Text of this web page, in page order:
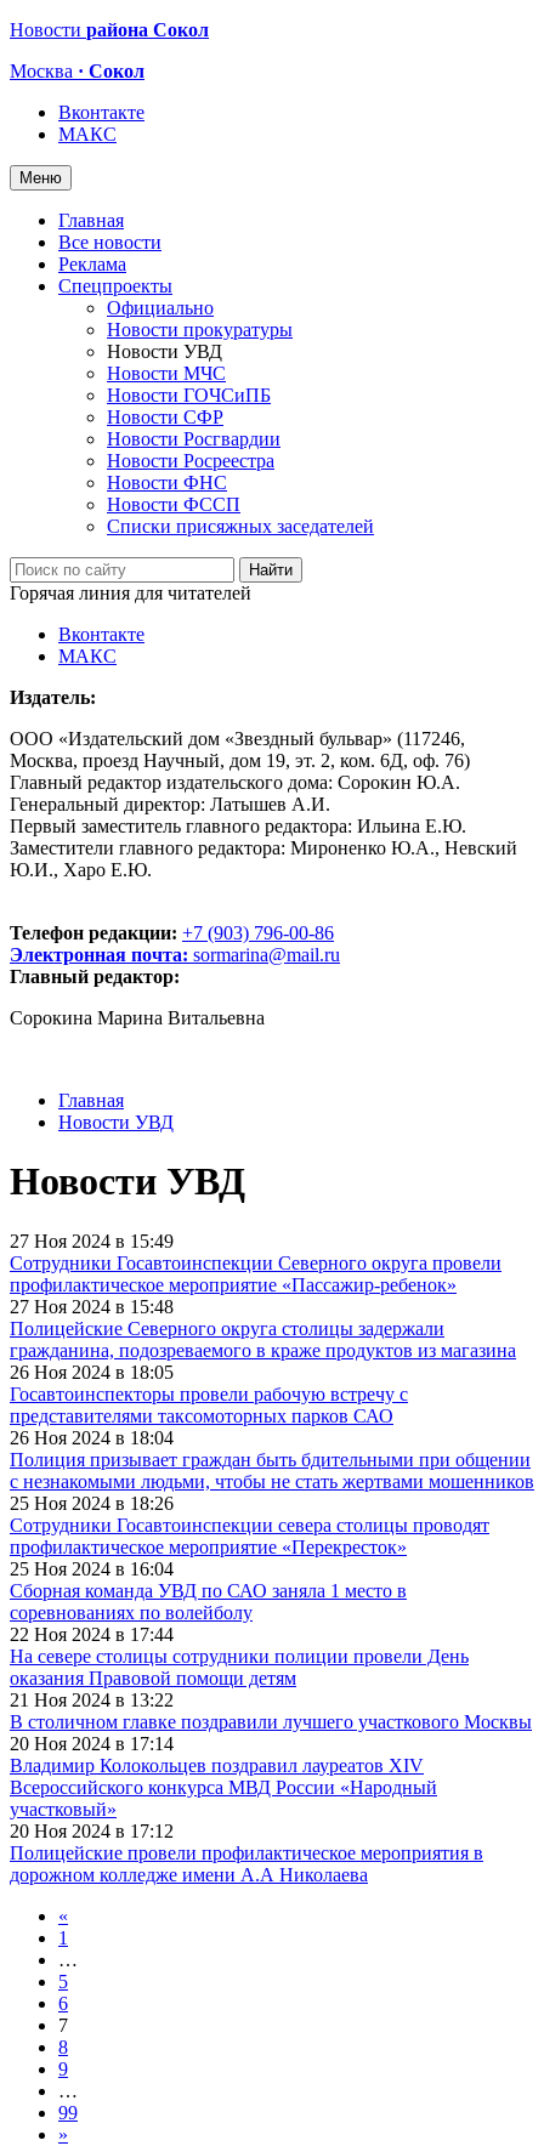
Новости района Сокол
Москва · Сокол
Вконтакте
МАКС
Меню
Главная
Все новости
Реклама
Спецпроекты
Официально
Новости прокуратуры
Новости УВД
Новости МЧС
Новости ГОЧСиПБ
Новости СФР
Новости Росгвардии
Новости Росреестра
Новости ФНС
Новости ФССП
Списки присяжных заседателей
Горячая линия для читателей
Вконтакте
МАКС
Издатель:
ООО «Издательский дом «Звездный бульвар» (117246,
Москва, проезд Научный, дом 19, эт. 2, ком. 6Д, оф. 76)
Главный редактор издательского дома: Сорокин Ю.А.
Генеральный директор: Латышев А.И.
Первый заместитель главного редактора: Ильина Е.Ю.
Заместители главного редактора: Мироненко Ю.А., Невский
Ю.И., Харо Е.Ю.
Телефон редакции: +7 (903) 796-00-86
Электронная почта: sormarina@mail.ru
Главный редактор:
Сорокина Марина Витальевна
Главная
Новости УВД
Новости УВД
27 Ноя 2024 в 15:49
Сотрудники Госавтоинспекции Северного округа провели
профилактическое мероприятие «Пассажир-ребенок»
27 Ноя 2024 в 15:48
Полицейские Северного округа столицы задержали
гражданина, подозреваемого в краже продуктов из магазина
26 Ноя 2024 в 18:05
Госавтоинспекторы провели рабочую встречу с
представителями таксомоторных парков САО
26 Ноя 2024 в 18:04
Полиция призывает граждан быть бдительными при общении
с незнакомыми людьми, чтобы не стать жертвами мошенников
25 Ноя 2024 в 18:26
Сотрудники Госавтоинспекции севера столицы проводят
профилактическое мероприятие «Перекресток»
25 Ноя 2024 в 16:04
Сборная команда УВД по САО заняла 1 место в
соревнованиях по волейболу
22 Ноя 2024 в 17:44
На севере столицы сотрудники полиции провели День
оказания Правовой помощи детям
21 Ноя 2024 в 13:22
В столичном главке поздравили лучшего участкового Москвы
20 Ноя 2024 в 17:14
Владимир Колокольцев поздравил лауреатов XIV
Всероссийского конкурса МВД России «Народный
участковый»
20 Ноя 2024 в 17:12
Полицейские провели профилактическое мероприятия в
дорожном колледже имени А.А Николаева
«
1
…
5
6
7
8
9
…
99
»